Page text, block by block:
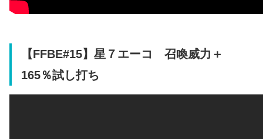
【FFBE#15】星７エーコ 召喚威力＋
165％試し打ち